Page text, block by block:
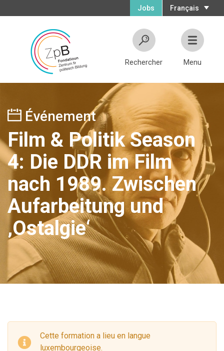
Français
Jobs
Rechercher Menu
Événement
Film & Politik Season
4: Die DDR im Film
nach 1989. Zwischen
Aufarbeitung und
‚Ostalgie‘
Cette formation a lieu en langue
luxembourgeoise.